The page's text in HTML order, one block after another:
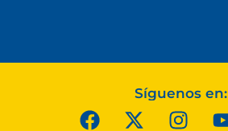
Síguenos en: